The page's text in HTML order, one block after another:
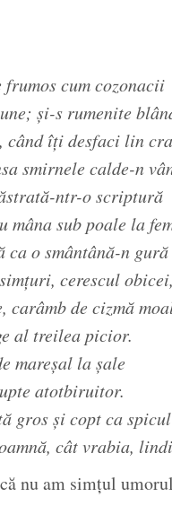
cum cozonacii
și-s rumenite
când îți desfaci lin
smirnele calde-n
ntr-o scriptură
mâna sub poale la
ca o smântână-n gură
cerescul obicei,
carâmb de cizmă
al treilea picior.
mareșal la șale
atotbiruitor.
gros și copt ca spicul
cât vrabia,
nu am simțul